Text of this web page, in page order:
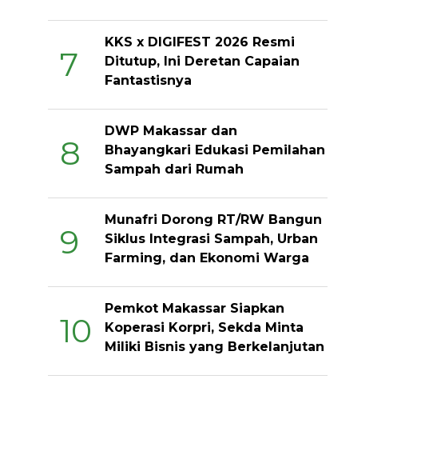
7
KKS x DIGIFEST 2026 Resmi
Ditutup, Ini Deretan Capaian
Fantastisnya
8
DWP Makassar dan
Bhayangkari Edukasi Pemilahan
Sampah dari Rumah
9
Munafri Dorong RT/RW Bangun
Siklus Integrasi Sampah, Urban
Farming, dan Ekonomi Warga
10
Pemkot Makassar Siapkan
Koperasi Korpri, Sekda Minta
Miliki Bisnis yang Berkelanjutan